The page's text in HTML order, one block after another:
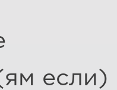
если)